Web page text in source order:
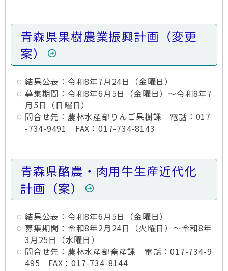
青森県果樹農業振興計画（変更
案）
結果公表：令和8年7月24日（金曜日）
募集期間：令和8年6月5日（金曜日）～令和8年7
月5日（日曜日）
問合せ先：農林水産部りんご果樹課 電話：017
-734-9491 FAX：017-734-8143
青森県酪農・肉用牛生産近代化
計画（案）
結果公表：令和8年6月5日（金曜日）
募集期間：令和8年2月24日（火曜日）～令和8年
3月25日（水曜日）
問合せ先：農林水産部畜産課 電話：017-734-9
495 FAX：017-734-8144